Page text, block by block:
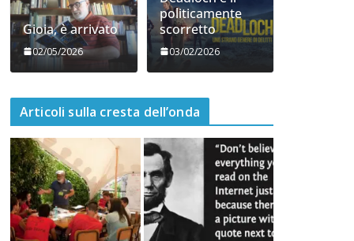
06/05/2026 05/05/2026
02/05/2026
Deadloch e il
03/02/2026
Articoli sulla cresta dell’onda